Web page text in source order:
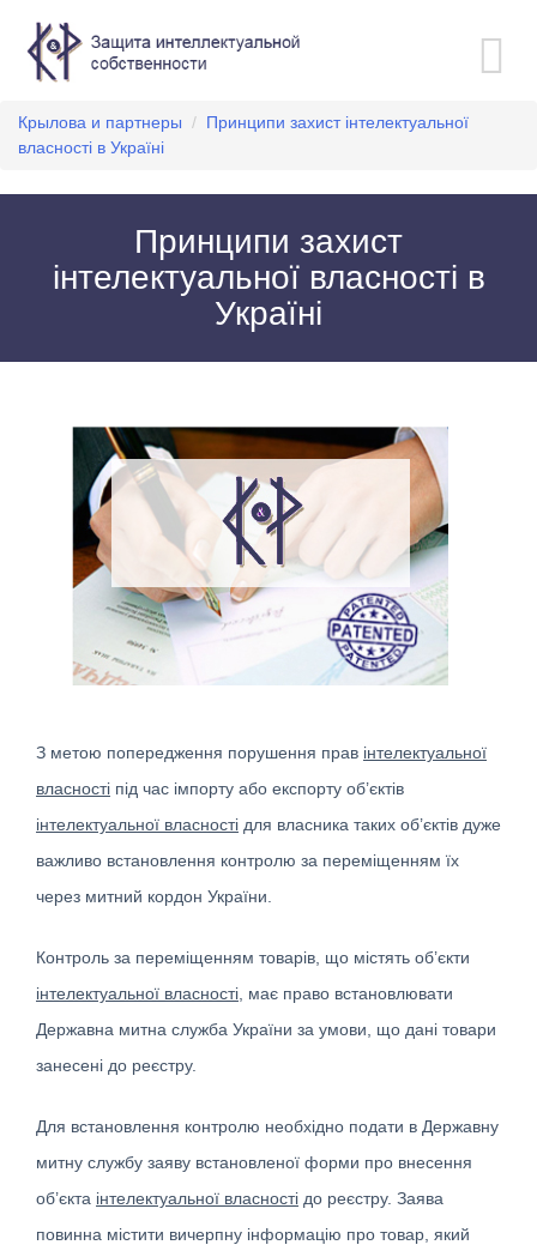
Toggle
Крылова и партнеры / Принципи захист інтелектуальної
власності в Україні
Принципи захист
інтелектуальної власності в
Україні
З метою попередження порушення прав інтелектуальної
власності під час імпорту або експорту об’єктів
інтелектуальної власності для власника таких об’єктів дуже
важливо встановлення контролю за переміщенням їх
через митний кордон України.
Контроль за переміщенням товарів, що містять об’єкти
інтелектуальної власності , має право встановлювати
Державна митна служба України за умови, що дані товари
занесені до реєстру.
Для встановлення контролю необхідно подати в Державну
митну службу заяву встановленої форми про внесення
об’єкта інтелектуальної власності до реєстру. Заява
повинна містити вичерпну інформацію про товар, який